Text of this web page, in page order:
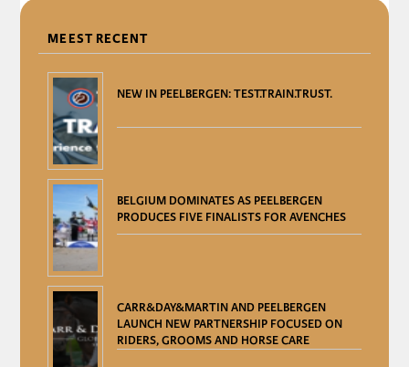
MEEST RECENT
NEW IN PEELBERGEN: TEST.TRAIN.TRUST.
BELGIUM DOMINATES AS PEELBERGEN
PRODUCES FIVE FINALISTS FOR AVENCHES
CARR&DAY&MARTIN AND PEELBERGEN
LAUNCH NEW PARTNERSHIP FOCUSED ON
RIDERS, GROOMS AND HORSE CARE